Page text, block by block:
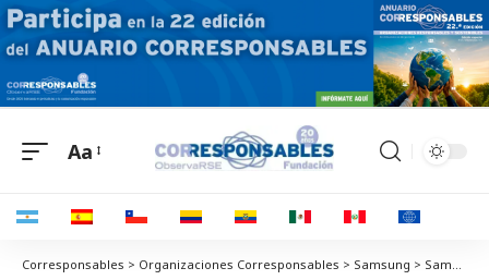
Aa
Corresponsables > Organizaciones Corresponsables > Samsung > Samsung colabora con la Federación Española del Cáncer de Mama con pack especial de varios de sus modelos